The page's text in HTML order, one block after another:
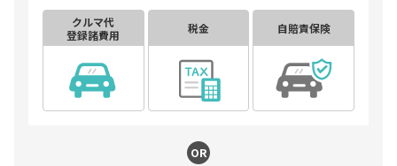
クルマ代
登録諸費用
税金 自賠責保険
OR